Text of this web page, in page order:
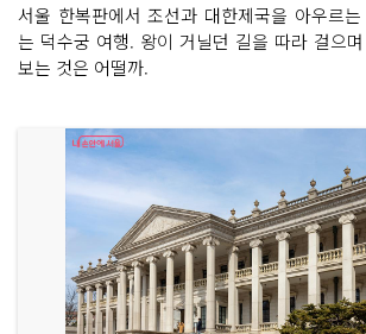
서울 한복판에서 조선과 대한제국을 아우르
는 덕수궁 여행. 왕이 거닐던 길을 따라 걸으
보는 것은 어떨까.